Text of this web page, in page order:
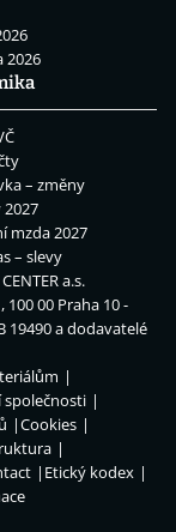
2026
– změny
mzda 2027
– slevy
a.s.
00 Praha 10 -
19490 a dodavatelé
společnosti
Cookies
Etický kodex